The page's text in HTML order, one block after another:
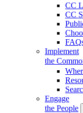
CC
CC
Implement
the
Engage
the People